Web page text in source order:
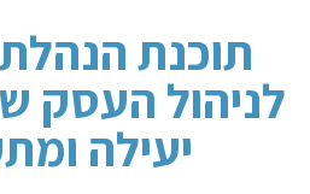
תוכנת
לניהול העסק
יעילה